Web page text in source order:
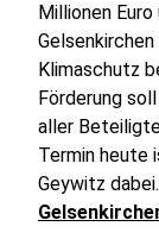
Millionen
Klimaschutz
Förderung
aller
Termin heute
Geywitz